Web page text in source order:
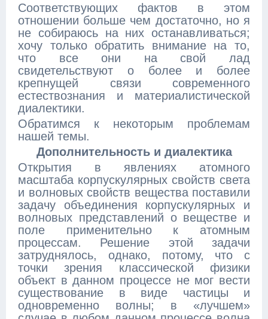
Соответствующих фактов в этом
отношении больше чем достаточно, но я
не собираюсь на них останавливаться;
хочу только обратить внимание на то,
что все они на свой лад
свидетельствуют о более и более
крепнущей связи современного
естествознания и материалистической
диалектики.
Обратимся к некоторым проблемам
нашей темы.
Дополнительность и диалектика
Открытия в явлениях атомного
масштаба корпускулярных свойств света
и волновых свойств вещества поставили
задачу объединения корпускулярных и
волновых представлений о веществе и
поле применительно к атомным
процессам. Решение этой задачи
затруднялось, однако, потому, что с
точки зрения классической физики
объект в данном процессе не мог вести
существование в виде частицы и
одновременно волны; в «лучшем»